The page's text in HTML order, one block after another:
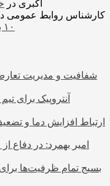
اکبری در
کارشناس روابط عمومی
۱۰ برند معتبر آجیل و خشکبار در ایران
شفافیت و مدیریت
آنتروپیک برای
ارتباط افزایش دما و
امیر بهمرد: در دفاع
بسیج تمام ظرفیت‌ها